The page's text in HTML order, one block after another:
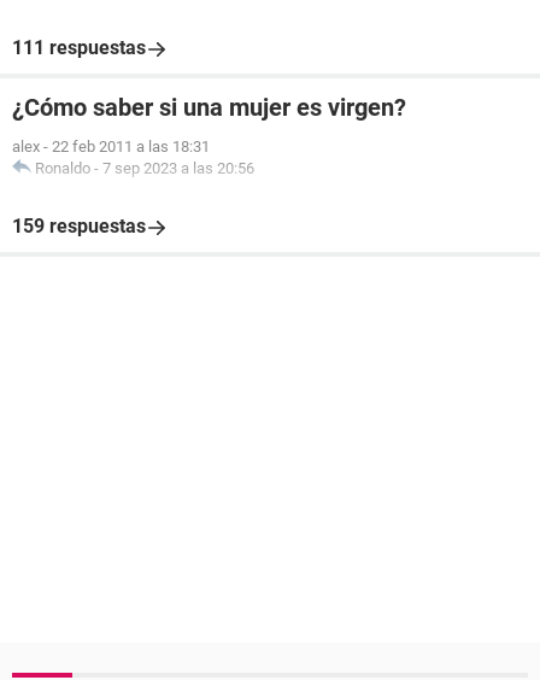
111 respuestas
¿Cómo saber si una mujer es virgen?
alex - 22 feb 2011 a las 18:31
Ronaldo - 7 sep 2023 a las 20:56
159 respuestas